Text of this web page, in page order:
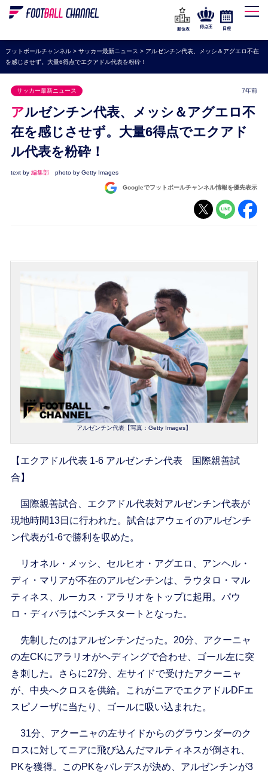
WEリーグ
海外サッカー
プレミアリーグ
ラ・リーガ
セリエA
ブンデスリーガ
UEFA
ナショナルチーム
順位表
得点王 日程
フットボールチャンネル> サッカー最新ニュース > アルゼンチン代表、メッシ＆アグエロ不在
を感じさせず。大量6得点でエクアドル代表を粉砕！
サッカー最新ニュース 7年前
アルゼンチン代表、メッシ＆アグエロ不
在を感じさせず。大量6得点でエクアド
ル代表を粉砕！
text by 編集部 photo by Getty Images
Googleでフットボールチャンネル情報を優先表示
アルゼンチン代表【写真：Getty Images】
【エクアドル代表 1-6 アルゼンチン代表 国際親善試
合】
国際親善試合、エクアドル代表対アルゼンチン代表が
現地時間13日に行われた。試合はアウェイのアルゼンチ
ン代表が1-6で勝利を収めた。
リオネル・メッシ、セルヒオ・アグエロ、アンヘル・
ディ・マリアが不在のアルゼンチンは、ラウタロ・マル
ティネス、ルーカス・アラリオをトップに起用。パウ
ロ・ディバラはベンチスタートとなった。
先制したのはアルゼンチンだった。20分、アクーニャ
の左CKにアラリオがヘディングで合わせ、ゴール左に突
き刺した。さらに27分、左サイドで受けたアクーニャ
が、中央へクロスを供給。これがニアでエクアドルDFエ
スピノーザに当たり、ゴールに吸い込まれた。
31分、アクーニャの左サイドからのグラウンダーのク
ロスに対してニアに飛び込んだマルティネスが倒され、
PKを獲得。このPKをパレデスが決め、アルゼンチンが3